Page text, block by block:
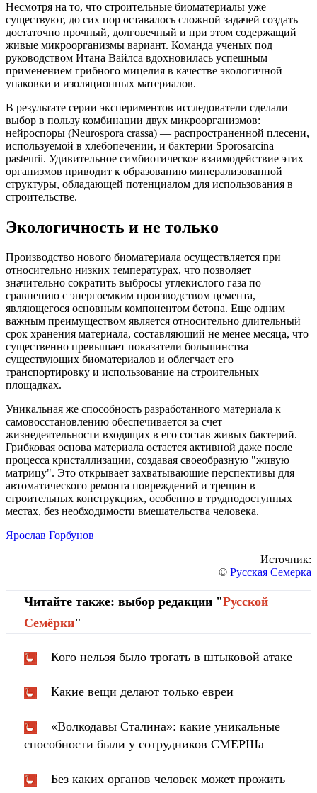
Несмотря на то, что строительные биоматериалы уже
существуют, до сих пор оставалось сложной задачей создать
достаточно прочный, долговечный и при этом содержащий
живые микроорганизмы вариант. Команда ученых под
руководством Итана Вайлса вдохновилась успешным
применением грибного мицелия в качестве экологичной
упаковки и изоляционных материалов.
В результате серии экспериментов исследователи сделали
выбор в пользу комбинации двух микроорганизмов:
нейроспоры (Neurospora crassa) — распространенной плесени,
используемой в хлебопечении, и бактерии Sporosarcina
pasteurii. Удивительное симбиотическое взаимодействие этих
организмов приводит к образованию минерализованной
структуры, обладающей потенциалом для использования в
строительстве.
Экологичность и не только
Производство нового биоматериала осуществляется при
относительно низких температурах, что позволяет
значительно сократить выбросы углекислого газа по
сравнению с энергоемким производством цемента,
являющегося основным компонентом бетона. Еще одним
важным преимуществом является относительно длительный
срок хранения материала, составляющий не менее месяца, что
существенно превышает показатели большинства
существующих биоматериалов и облегчает его
транспортировку и использование на строительных
площадках.
Уникальная же способность разработанного материала к
самовосстановлению обеспечивается за счет
жизнедеятельности входящих в его состав живых бактерий.
Грибковая основа материала остается активной даже после
процесса кристаллизации, создавая своеобразную "живую
матрицу". Это открывает захватывающие перспективы для
автоматического ремонта повреждений и трещин в
строительных конструкциях, особенно в труднодоступных
местах, без необходимости вмешательства человека.
Ярослав Горбунов
Источник:
© Русская Семерка
Читайте также: выбор редакции "Русской
Cемёрки"
Кого нельзя было трогать в штыковой атаке
Какие вещи делают только евреи
«Волкодавы Сталина»: какие уникальные
способности были у сотрудников СМЕРШа
Без каких органов человек может прожить